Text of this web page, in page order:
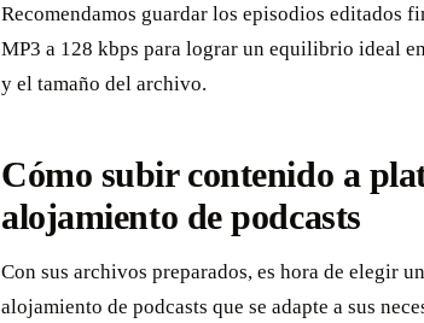
Recomendamos guardar los episodios editados
MP3 a 128 kbps para lograr un equilibrio ideal
y el tamaño del archivo.
Cómo subir contenido a
alojamiento de podcasts
Con sus archivos preparados, es hora de elegir
alojamiento de podcasts que se adapte a sus